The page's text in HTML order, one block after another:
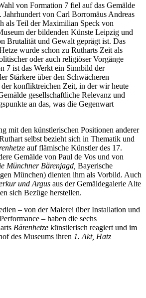
von Formation 7 fiel auf das Gemälde
Jahrhundert von Carl Borromäus Andreas
als Teil der Maximilian Speck von
der bildenden Künste Leipzig und
Brutalität und Gewalt geprägt ist. Das
wurde schon zu Rutharts Zeit als
oder auch religiöser Vorgänge
7 ist das Werkt ein Sinnbild der
Stärkere über den Schwächeren
konfliktreichen Zeit, in der wir heute
gesellschaftliche Relevanz und
an das, was die Gegenwart
mit den künstlerischen Positionen anderer
selbst bezieht sich in Thematik und
auf flämische Künstler des 17.
Gemälde von Paul de Vos und von
Münchner Bärenjagd, Bayerische
München) dienten ihm als Vorbild. Auch
und Argus aus der Gemäldegalerie Alte
sich Bezüge herstellen.
– von der Malerei über Installation und
– haben die sechs
Bärenhetze künstlerisch reagiert und im
des Museums ihren 1. Akt, Hatz